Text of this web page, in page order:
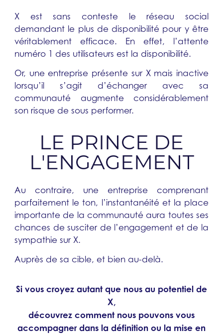
X est sans conteste le réseau social
demandant le plus de disponibilité pour y être
véritablement efficace. En effet, l’attente
numéro 1 des utilisateurs est la disponibilité.
Or, une entreprise présente sur X mais inactive
lorsqu’il s’agit d’échanger avec sa
communauté augmente considérablement
son risque de sous performer.
LE PRINCE DE
L'ENGAGEMENT
Au contraire, une entreprise comprenant
parfaitement le ton, l’instantanéité et la place
importante de la communauté aura toutes ses
chances de susciter de l’engagement et de la
sympathie sur X.
Auprès de sa cible, et bien au-delà.
Si vous croyez autant que nous au potentiel de
X,
découvrez comment nous pouvons vous
accompagner dans la définition ou la mise en